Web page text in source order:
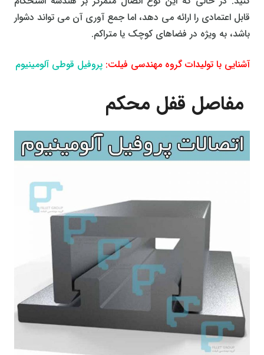
قابل اعتمادی را ارائه می دهد، اما جمع آوری آن می تواند دشوار
باشد، به ویژه در فضاهای کوچک یا متراکم.
آشنایی با تولیدات گروه مهندسی فیلت: پروفیل قوطی آلومینیوم
مفاصل قفل محکم